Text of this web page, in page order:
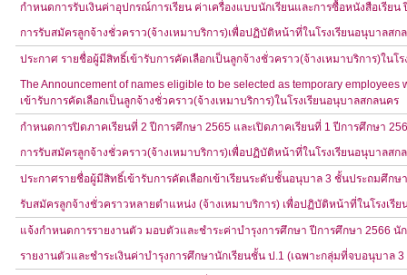
กำหนดการรับเงินค่าอุปกรณ์การเรียน ค่าเครื่องแบบนักเรียนและการซื้อหนังสือเรียน
การรับสมัครลูกจ้างชั่วคราว(จ้างเหมาบริการ)เพื่อปฏิบัติหน้าที่ในโรงเรียนอนุบาลสก
ประกาศ รายชื่อผู้มีสิทธิ์เข้ารับการคัดเลือกเป็นลูกจ้างชั่วคราว(จ้างเหมาบริการ)ในโ
The Announcement of names eligible to be selected as temporary
เข้ารับการคัดเลือกเป็นลูกจ้างชั่วคราว(จ้างเหมาบริการ)ในโรงเรียนอนุบาลสกลนคร
กำหนดการปิดภาคเรียนที่ 2 ปีการศึกษา 2565 และเปิดภาคเรียนที่ 1 ปีการศึกษา
การรับสมัครลูกจ้างชั่วคราว(จ้างเหมาบริการ)เพื่อปฏิบัติหน้าที่ในโรงเรียนอนุบาลสก
ประกาศรายชื่อผู้มีสิทธิ์เข้ารับการคัดเลือกเข้าเรียนระดับชั้นอนุบาล 3 ชั้นประถมศึก
รับสมัครลูกจ้างชั่วคราวหลายตำแหน่ง (จ้างเหมาบริการ) เพื่อปฏิบัติหน้าที่ในโรงเรี
แจ้งกำหนดการรายงานตัว มอบตัวและชำระค่าบำรุงการศึกษา ปีการศึกษา 2566
รายงานตัวและชำระเงินค่าบำรุงการศึกษานักเรียนชั้น ป.1 (เฉพาะกลุ่มที่จบอนุบาล